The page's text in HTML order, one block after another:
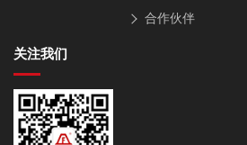
合作伙伴
关注我们